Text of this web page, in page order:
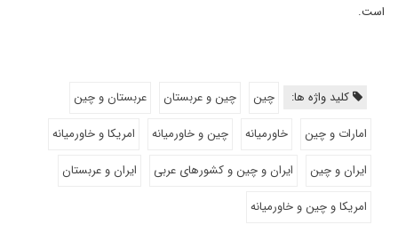
است.
کلید واژه ها: چین چین و عربستان
عربستان و چین
امارات و چین
خاورمیانه چین و خاورمیانه
امریکا و خاورمیانه
ایران و چین
ایران و چین و کشورهای عربی
ایران و عربستان
امریکا و چین و خاورمیانه